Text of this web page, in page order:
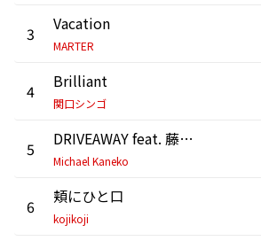
3 Vacation
MARTER
4 Brilliant
関口シンゴ
5 DRIVEAWAY feat. 藤原さくら
Michael Kaneko
6 頬にひと口
kojikoji